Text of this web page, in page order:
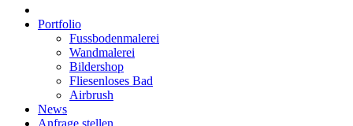
Portfolio
Fussbodenmalerei
Wandmalerei
Bildershop
Fliesenloses Bad
Airbrush
News
Anfrage stellen